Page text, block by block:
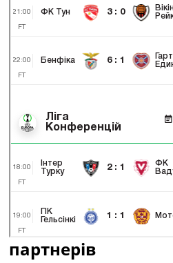
партнерів